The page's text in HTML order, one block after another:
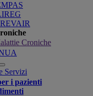
Croniche
Open
submenu
Servizi
i pazienti